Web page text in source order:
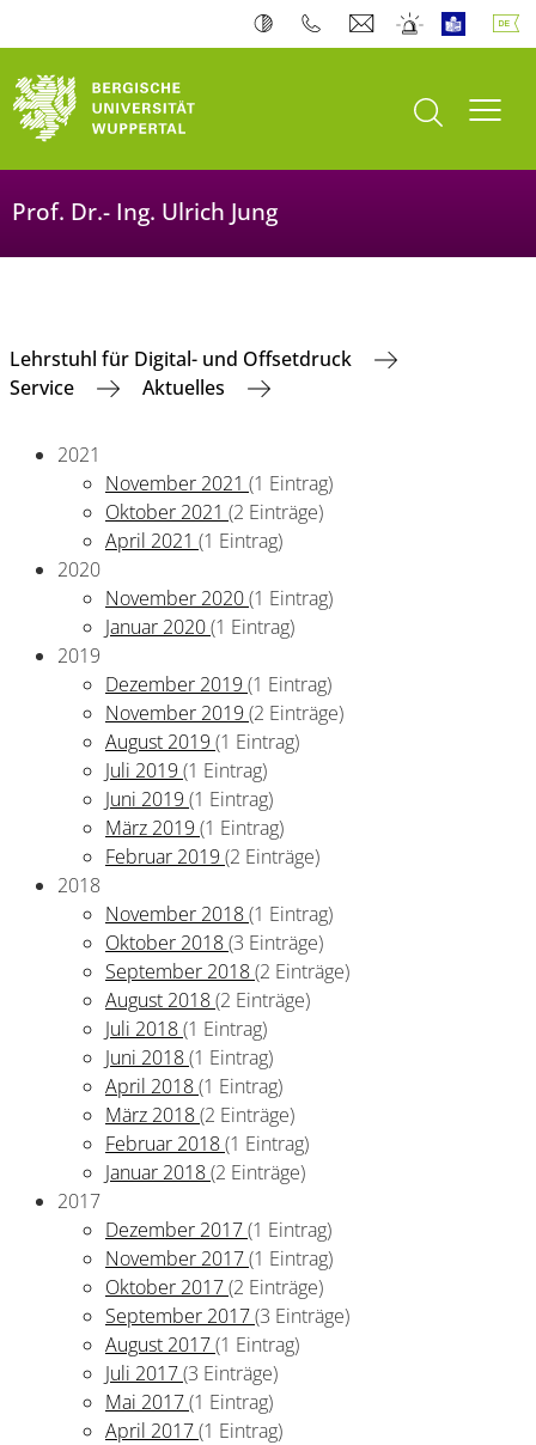
Suche öffnen
Prof. Dr.- Ing. Ulrich Jung
Lehrstuhl für Digital- und Offsetdruck
Service
Aktuelles
2021
November 2021 (1 Eintrag)
Oktober 2021 (2 Einträge)
April 2021 (1 Eintrag)
2020
November 2020(1 Eintrag)
Januar 2020(1 Eintrag)
2019
Dezember 2019 (1 Eintrag)
November 2019 (2 Einträge)
August 2019 (1 Eintrag)
Juli 2019 (1 Eintrag)
Juni 2019 (1 Eintrag)
März 2019 (1 Eintrag)
Februar 2019 (2 Einträge)
2018
November 2018(1 Eintrag)
Oktober 2018(3 Einträge)
September 2018(2 Einträge)
August 2018(2 Einträge)
Juli 2018(1 Eintrag)
Juni 2018(1 Eintrag)
April 2018(1 Eintrag)
März 2018(2 Einträge)
Februar 2018(1 Eintrag)
Januar 2018(2 Einträge)
2017
Dezember 2017(1 Eintrag)
November 2017(1 Eintrag)
Oktober 2017(2 Einträge)
September 2017(3 Einträge)
August 2017(1 Eintrag)
Juli 2017(3 Einträge)
Mai 2017(1 Eintrag)
April 2017(1 Eintrag)